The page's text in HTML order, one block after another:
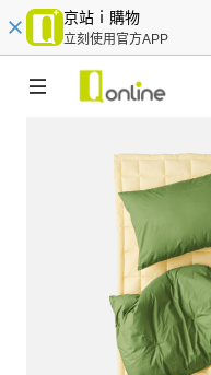
京站ｉ購物
立刻使用官方APP